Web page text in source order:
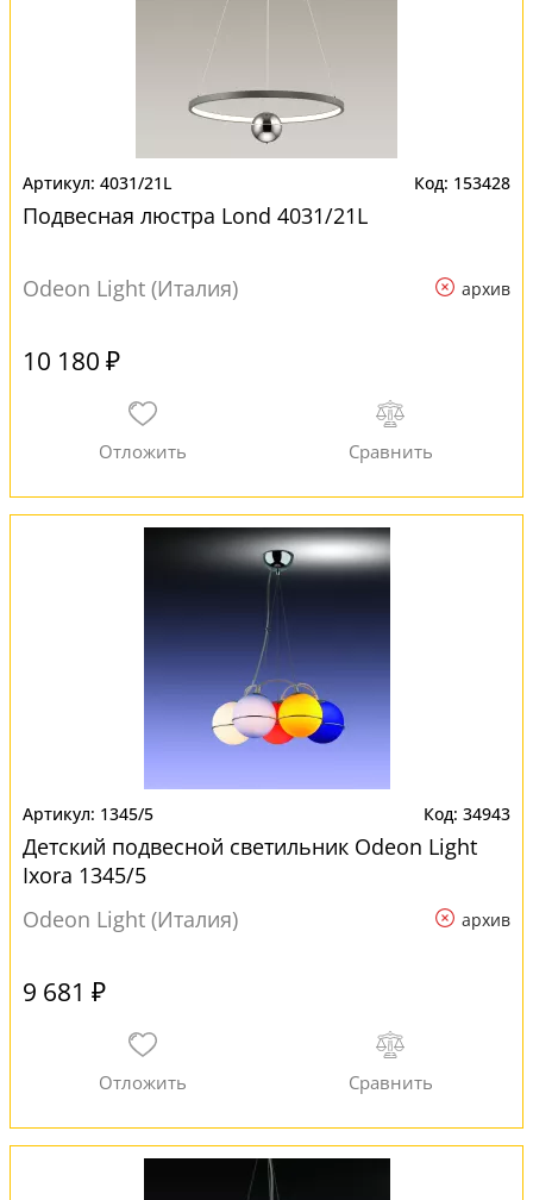
4031/21L 153428
Подвесная люстра Lond 4031/21L
Odeon Light (Италия) архив
10 180 ₽
1345/5 34943
Детский подвесной светильник Odeon Light
Ixora 1345/5
Odeon Light (Италия)
архив
9 681 ₽